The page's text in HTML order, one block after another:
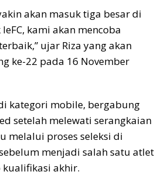
akan masuk tiga besar di
kami akan mencoba
ujar Riza yang akan
ke-22 pada 16 November
kategori mobile, bergabung
setelah melewati serangkaian
melalui proses seleksi di
menjadi salah satu atlet
akhir.